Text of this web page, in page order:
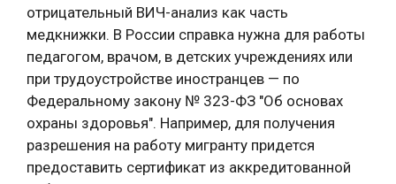
отрицательный ВИЧ-анализ как часть
медкнижки. В России справка нужна для работы
педагогом, врачом, в детских учреждениях или
при трудоустройстве иностранцев — по
Федеральному закону № 323-ФЗ "Об основах
охраны здоровья". Например, для получения
разрешения на работу мигранту придется
предоставить сертификат из аккредитованной